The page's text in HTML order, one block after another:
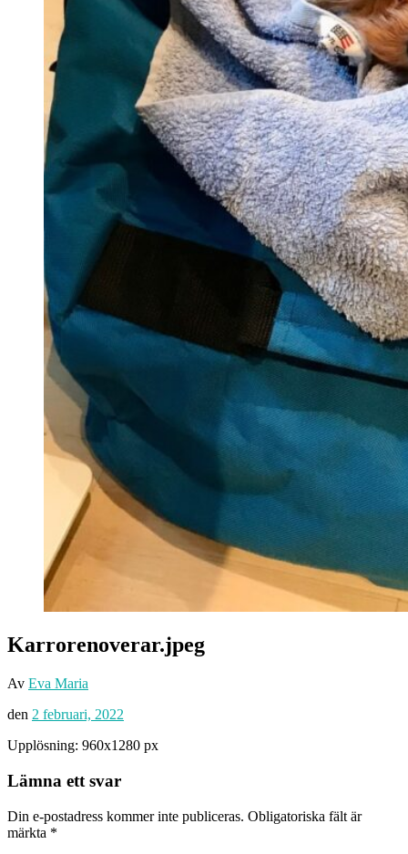
Karrorenoverar.jpeg
Av Eva Maria
den 2 februari, 2022
Upplösning: 960x1280 px
Lämna ett svar
Din e-postadress kommer inte publiceras. Obligatoriska fält är
märkta *